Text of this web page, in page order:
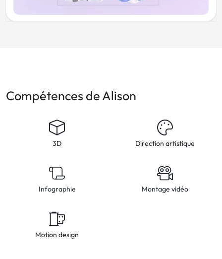
Compétences de Alison
3D Direction artistique
Infographie Montage vidéo
Motion design